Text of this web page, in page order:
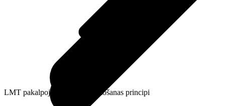
LMT pakalpojumu godīgas lietošanas principi